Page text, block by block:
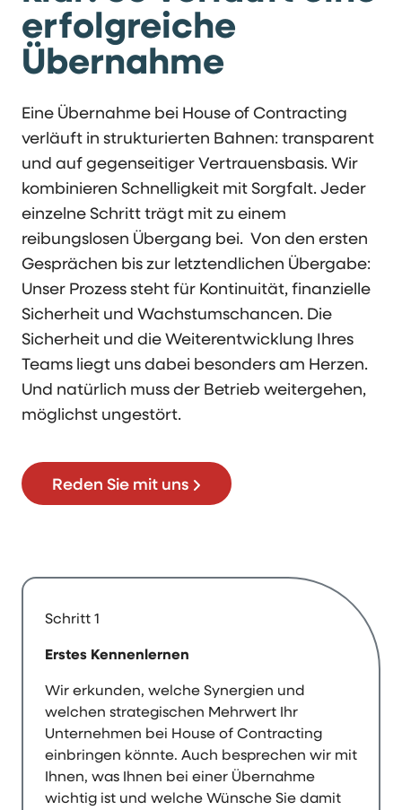
erfolgreiche
Übernahme
Eine Übernahme bei House of Contracting
verläuft in strukturierten Bahnen: transparent
und auf gegenseitiger Vertrauensbasis. Wir
kombinieren Schnelligkeit mit Sorgfalt. Jeder
einzelne Schritt trägt mit zu einem
reibungslosen Übergang bei. Von den ersten
Gesprächen bis zur letztendlichen Übergabe:
Unser Prozess steht für Kontinuität, finanzielle
Sicherheit und Wachstumschancen. Die
Sicherheit und die Weiterentwicklung Ihres
Teams liegt uns dabei besonders am Herzen.
Und natürlich muss der Betrieb weitergehen,
möglichst ungestört.
Reden Sie mit uns
Schritt 1
Erstes Kennenlernen
Wir erkunden, welche Synergien und
welchen strategischen Mehrwert Ihr
Unternehmen bei House of Contracting
einbringen könnte. Auch besprechen wir mit
Ihnen, was Ihnen bei einer Übernahme
wichtig ist und welche Wünsche Sie damit